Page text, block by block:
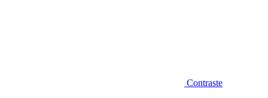
Contraste